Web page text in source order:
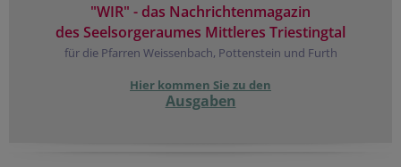
"WIR" - das Nachrichtenmagazin
des Seelsorgeraumes Mittleres Triestingtal
für die Pfarren Weissenbach, Pottenstein und Furth
Hier kommen Sie zu den
Ausgaben